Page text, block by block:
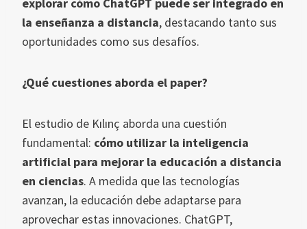
la enseñanza a distancia, destacando tanto sus
oportunidades como sus desafíos.
¿Qué cuestiones aborda el paper?
El estudio de Kılınç aborda una cuestión
fundamental: cómo utilizar la inteligencia
artificial para mejorar la educación a distancia
en ciencias. A medida que las tecnologías
avanzan, la educación debe adaptarse para
aprovechar estas innovaciones. ChatGPT,